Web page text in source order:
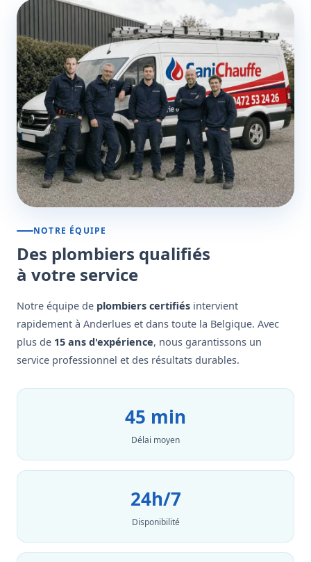
NOTRE ÉQUIPE
Des plombiers qualifiés
à votre service
Notre équipe de plombiers certifiés intervient
rapidement à Anderlues et dans toute la Belgique. Avec
plus de 15 ans d'expérience, nous garantissons un
service professionnel et des résultats durables.
45 min
Délai moyen
24h/7
Disponibilité